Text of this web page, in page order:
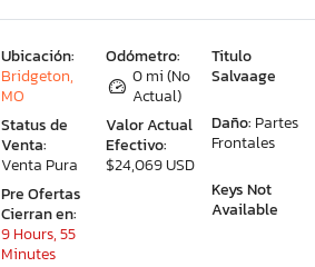
Odómetro:
0 mi (No
Actual)
Valor Actual
Efectivo:
$24,069 USD
Titulo
Salvaage
Daño: Partes
Frontales
Keys Not
Available
Ubicación:
Bridgeton,
MO
Status de
Venta:
Venta Pura
Pre Ofertas
Cierran en:
9 Hours, 55
Minutes